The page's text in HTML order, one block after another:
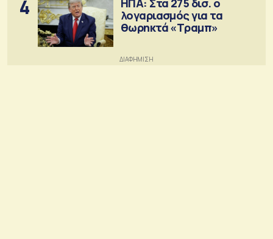
4
ΗΠΑ: Στα 275 δισ. ο
λογαριασμός για τα
θωρηκτά «Τραμπ»